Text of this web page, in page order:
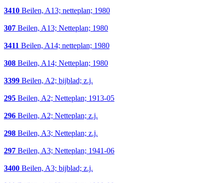
3410 Beilen, A13; netteplan; 1980
307 Beilen, A13; Netteplan; 1980
3411 Beilen, A14; netteplan; 1980
308 Beilen, A14; Netteplan; 1980
3399 Beilen, A2; bijblad; z.j.
295 Beilen, A2; Netteplan; 1913-05
296 Beilen, A2; Netteplan; z.j.
298 Beilen, A3; Netteplan; z.j.
297 Beilen, A3; Netteplan; 1941-06
3400 Beilen, A3; bijblad; z.j.